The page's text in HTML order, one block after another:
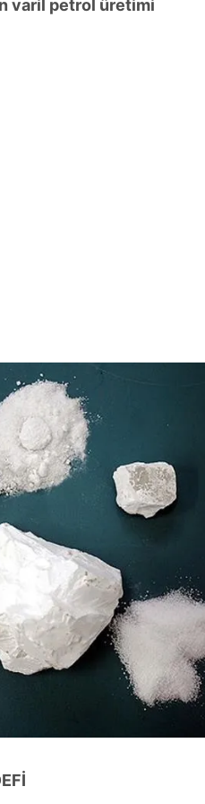
ilgili bilgi almak için lütfen
varil petrol üretimi